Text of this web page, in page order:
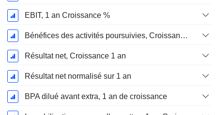
EBIT, 1 an Croissance %
Bénéfices des activités poursuivies, Croissance 1 an
Résultat net, Croissance 1 an
Résultat net normalisé sur 1 an
BPA dilué avant extra, 1 an de croissance